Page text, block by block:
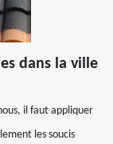
dans la ville
il faut appliquer
les soucis